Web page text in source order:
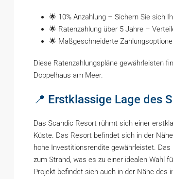
🌟 10% Anzahlung – Sichern Sie sich
🌟 Ratenzahlung über 5 Jahre –
🌟 Maßgeschneiderte
Diese Ratenzahlungspläne gewährleisten
Doppelhaus am Meer.
📍 Erstklassige Lage des
Das Scandic Resort rühmt sich einer
Küste. Das Resort befindet sich in der
hohe Investitionsrendite gewährleistet.
zum Strand, was es zu einer idealen Wahl
Projekt befindet sich auch in der Nähe des